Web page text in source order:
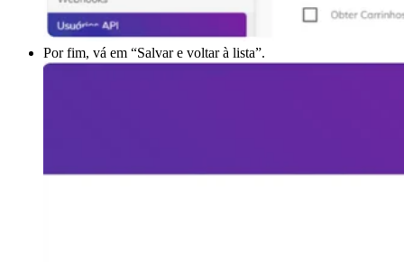
Por fim, vá em “Salvar e voltar à lista”.